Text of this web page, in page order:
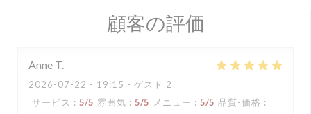
顧客の評価
Anne T
2026-07-22 - 19:15 - ゲスト 2
サービス : 5/5 雰囲気 : 5/5 メニュー : 5/5 品質-価格 :